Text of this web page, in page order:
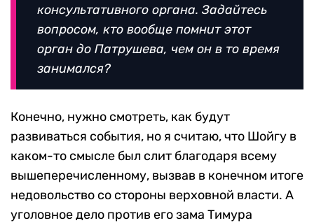
консультативного органа. Задайтесь
вопросом, кто вообще помнит этот
орган до Патрушева, чем он в то время
занимался?
Конечно, нужно смотреть, как будут
развиваться события, но я считаю, что Шойгу в
каком-то смысле был слит благодаря всему
вышеперечисленному, вызвав в конечном итоге
недовольство со стороны верховной власти. А
уголовное дело против его зама Тимура